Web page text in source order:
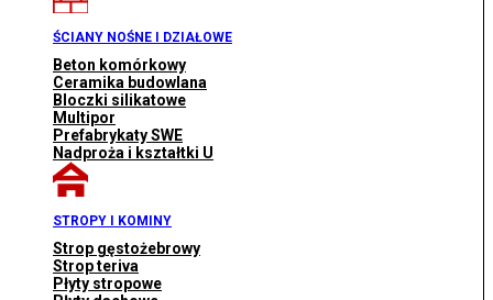
ŚCIANY NOŚNE I DZIAŁOWE
Beton komórkowy
Ceramika budowlana
Bloczki silikatowe
Multipor
Prefabrykaty SWE
Nadproża i kształtki U
STROPY I KOMINY
Strop gęstożebrowy
Strop teriva
Płyty stropowe